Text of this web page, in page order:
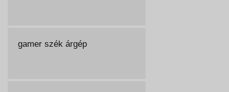
gamer szék árgép